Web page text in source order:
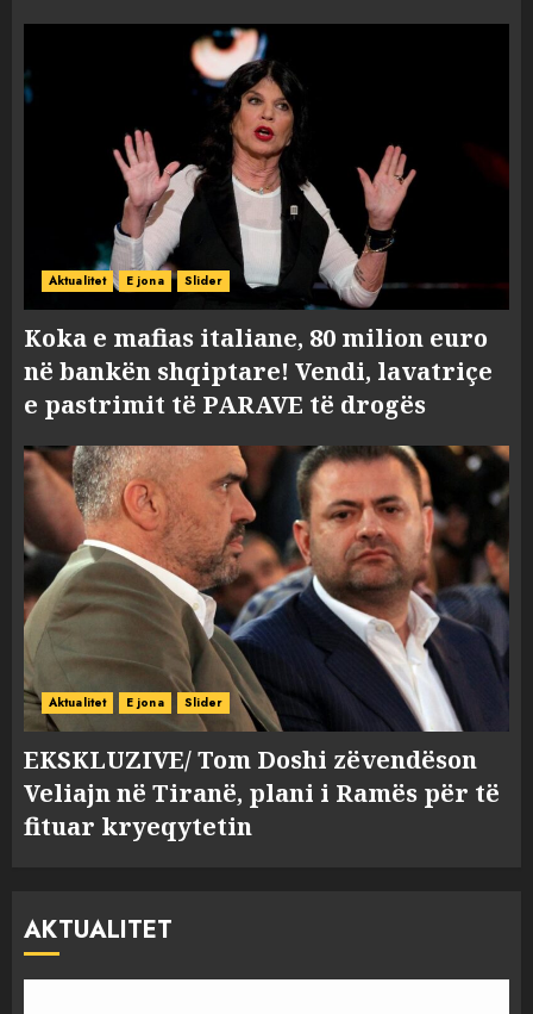
Aktualitet E jona Slider
Koka e mafias italiane, 80 milion euro
në bankën shqiptare! Vendi, lavatriçe
e pastrimit të PARAVE të drogës
Aktualitet E jona Slider
EKSKLUZIVE/ Tom Doshi zëvendëson
Veliajn në Tiranë, plani i Ramës për të
fituar kryeqytetin
AKTUALITET